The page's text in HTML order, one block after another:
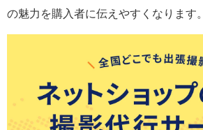
の魅力を購入者に伝えやすくなります。